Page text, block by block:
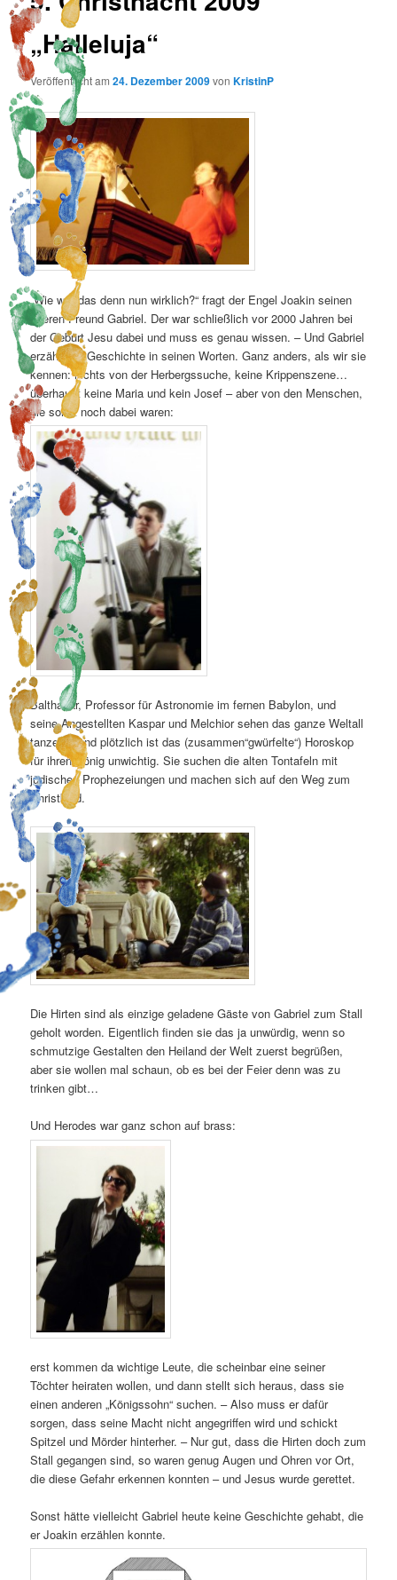
„Halleluja“
Veröffentlicht am24. Dezember 2009vonKristinP
„Wie war das denn nun wirklich?“ fragt der Engel Joakin seinen
älteren Freund Gabriel. Der war schließlich vor 2000 Jahren bei
der Geburt Jesu dabei und muss es genau wissen. – Und Gabriel
erzählt die Geschichte in seinen Worten. Ganz anders, als wir sie
kennen: nichts von der Herbergssuche, keine Krippenszene…
überhaupt keine Maria und kein Josef – aber von den Menschen,
die sonst noch dabei waren:
Balthasar, Professor für Astronomie im fernen Babylon, und
seine Angestellten Kaspar und Melchior sehen das ganze Weltall
tanzen – und plötzlich ist das (zusammen“gwürfelte“) Horoskop
für ihren König unwichtig. Sie suchen die alten Tontafeln mit
jüdischen Prophezeiungen und machen sich auf den Weg zum
Christkind.
Die Hirten sind als einzige geladene Gäste von Gabriel zum Stall
geholt worden. Eigentlich finden sie das ja unwürdig, wenn so
schmutzige Gestalten den Heiland der Welt zuerst begrüßen,
aber sie wollen mal schaun, ob es bei der Feier denn was zu
trinken gibt…
Und Herodes war ganz schon auf brass:
erst kommen da wichtige Leute, die scheinbar eine seiner
Töchter heiraten wollen, und dann stellt sich heraus, dass sie
einen anderen „Königssohn“ suchen. – Also muss er dafür
sorgen, dass seine Macht nicht angegriffen wird und schickt
Spitzel und Mörder hinterher. – Nur gut, dass die Hirten doch zum
Stall gegangen sind, so waren genug Augen und Ohren vor Ort,
die diese Gefahr erkennen konnten – und Jesus wurde gerettet.
Sonst hätte vielleicht Gabriel heute keine Geschichte gehabt, die
er Joakin erzählen konnte.